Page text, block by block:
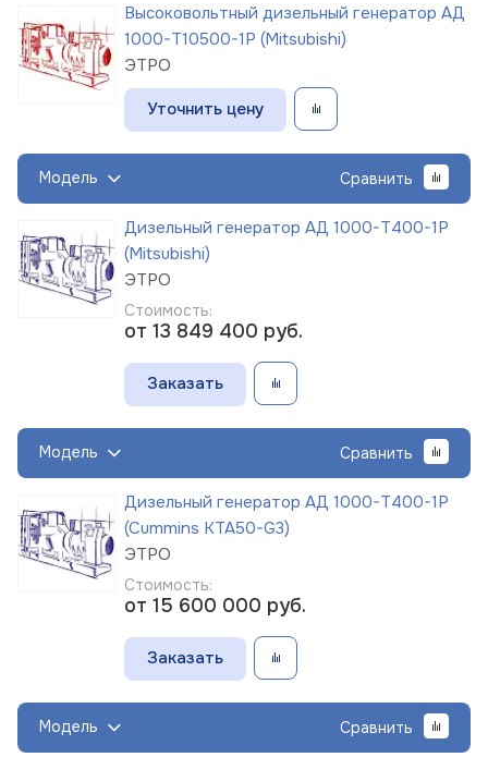
Высоковольтный дизельный генератор АД
1000-Т10500-1Р (Mitsubishi)
ЭТРО
Уточнить цену
Модель Сравнить
Дизельный генератор АД 1000-Т400-1Р
(Mitsubishi)
ЭТРО
Стоимость:
от 13 849 400 руб.
Заказать
Модель Сравнить
Дизельный генератор АД 1000-Т400-1Р
(Cummins KTA50-G3)
ЭТРО
Стоимость:
от 15 600 000 руб.
Заказать
Модель Сравнить